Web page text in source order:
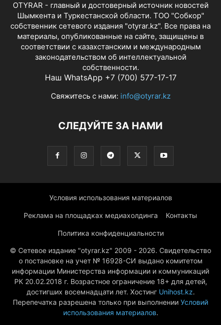
OTYRAR - главный и достоверный источник новостей
Шымкента и Туркестанской области. ТОО "Собкор"
собственник сетевого издания "otyrar.kz". Все права на
материалы, опубликованные на сайте, защищены в
соответствии с казахстанским и международным
законодательством об интеллектуальной
собственности.
Наш WhatsApp +7 (700) 577-17-17
Свяжитесь с нами: info@otyrar.kz
СЛЕДУЙТЕ ЗА НАМИ
Условия использования материалов
Реклама на площадках медиахолдинга Контакты
Политика конфиденциальности
© Сетевое издание "otyrar.kz" 2009 - 2026. Свидетельство
о постановке на учет № 16928-СИ выдано комитетом
информации Министерства информации и коммуникаций
РК 20.02.2018 г. Возрастное ограничение 18+ для детей,
достигших восемнадцати лет. Хостинг Unihost.kz.
Перепечатка разрешена только при выполнении Условий
использования материалов.